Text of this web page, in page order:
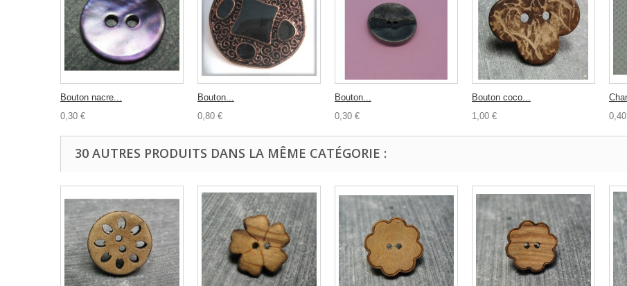
Bouton nacre...
0,30 €
Bouton...
0,80 €
Bouton...
0,30 €
Bouton coco...
1,00 €
30 AUTRES PRODUITS DANS LA MÊME CATÉGORIE :